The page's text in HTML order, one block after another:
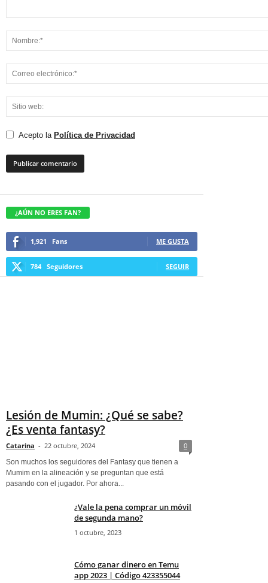
Acepto la Política de Privacidad
¿AÚN NO ERES FAN?
1,921 Fans ME GUSTA
784 Seguidores SEGUIR
Lesión de Mumin: ¿Qué se sabe?
¿Es venta fantasy?
Catarina - 22 octubre, 2024 0
Son muchos los seguidores del Fantasy que tienen a
Mumim en la alineación y se preguntan que está
pasando con el jugador. Por ahora...
¿Vale la pena comprar un móvil
de segunda mano?
1 octubre, 2023
Cómo ganar dinero en Temu
app 2023 | Código 423355044